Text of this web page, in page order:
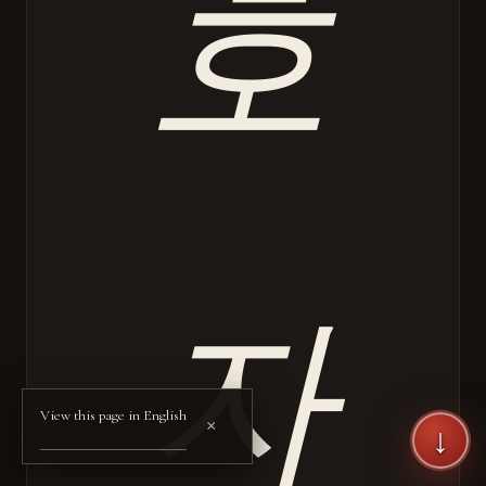
호
자
↓
View this page in English
×